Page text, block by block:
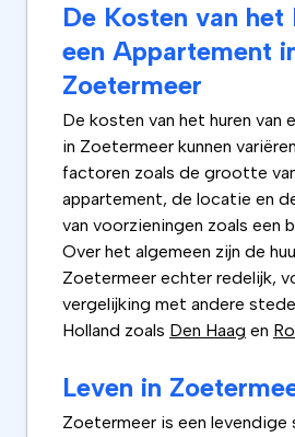
De Kosten van het
een Appartement
Zoetermeer
De kosten van het huren van
in Zoetermeer kunnen
factoren zoals de grootte
appartement, de locatie en
van voorzieningen zoals een
Over het algemeen zijn de
Zoetermeer echter redelijk,
vergelijking met andere
Holland zoals Den Haag en
Leven in
Zoetermeer is een levendige